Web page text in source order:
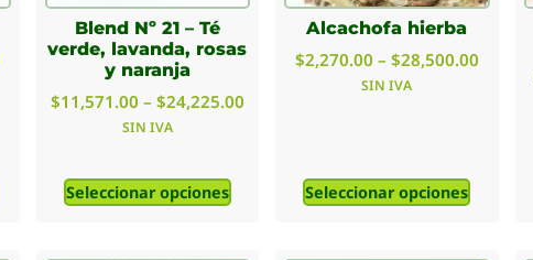
Blend Nº 21 – Té
verde, lavanda, rosas
y naranja
$11,571.00 – $24,225.00
SIN IVA
Seleccionar opciones
Alcachofa hierba
$2,270.00 – $28,500.00
SIN IVA
Seleccionar opciones